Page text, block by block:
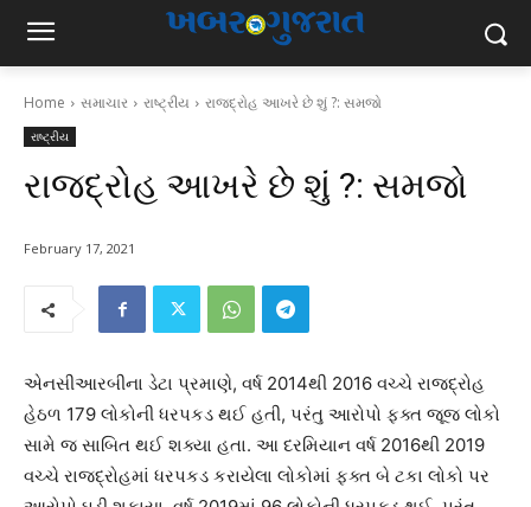
Home સમાચાર રાષ્ટ્રીય રાજદ્રોહ આખરે છે શું ?: સમજો
રાષ્ટ્રીય
રાજદ્રોહ આખરે છે શું ?: સમજો
February 17, 2021
એનસીઆરબીના ડેટા પ્રમાણે, વર્ષ 2014થી 2016 વચ્ચે રાજદ્રોહ
હેઠળ 179 લોકોની ધરપકડ થઈ હતી, પરંતુ આરોપો ફક્ત જૂજ લોકો
સામે જ સાબિત થઈ શક્યા હતા. આ દરમિયાન વર્ષ 2016થી 2019
વચ્ચે રાજદ્રોહમાં ધરપકડ કરાયેલા લોકોમાં ફક્ત બે ટકા લોકો પર